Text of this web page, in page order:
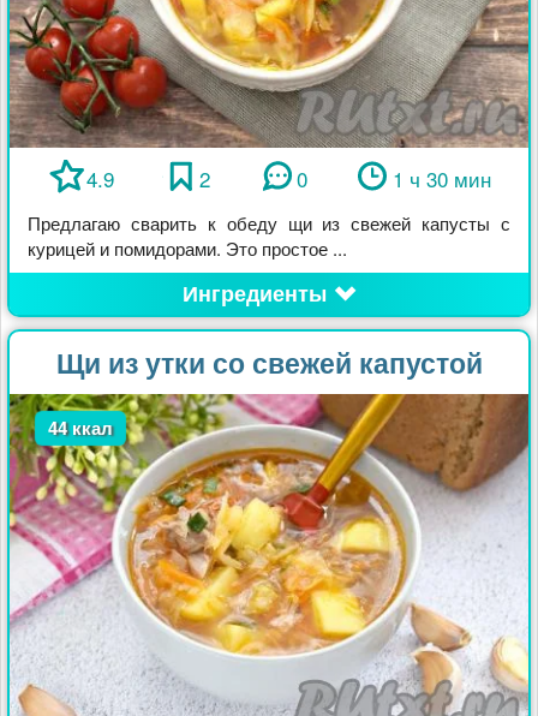
4.9 2 0 1 ч 30 мин
Предлагаю сварить к обеду щи из свежей капусты с
курицей и помидорами. Это простое ...
Ингредиенты
Щи из утки со свежей капустой
44 ккал